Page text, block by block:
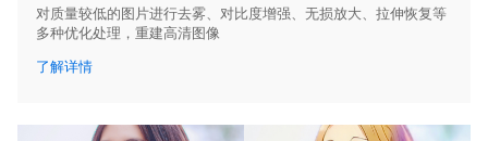
对质量较低的图片进行去雾、对比度增强、无损放大、拉伸恢复等
多种优化处理，重建高清图像
了解详情